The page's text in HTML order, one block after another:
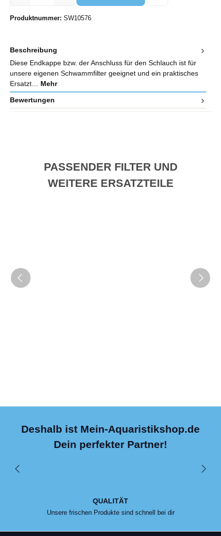
Produktnummer: SW10576
Beschreibung
Diese Endkappe bzw. der Anschluss für den Schlauch ist für
unsere eigenen Schwammfilter geeignet und ein praktisches
Ersatzt… Mehr
Bewertungen
PASSENDER FILTER UND
WEITERE ERSATZTEILE
Deshalb ist Mein-Aquaristikshop.de
Dein perfekter Partner!
QUALITÄT
Unsere frischen Produkte sind schnell bei dir